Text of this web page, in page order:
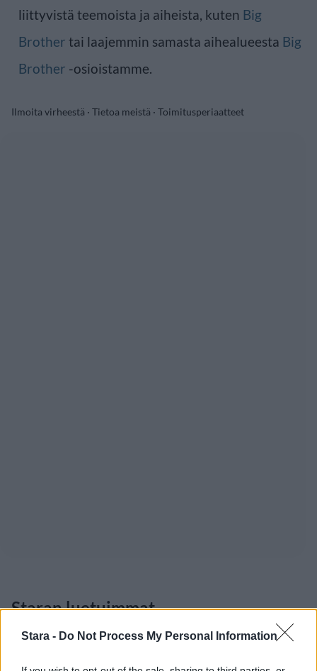
Stara - Do Not Process My Personal Information
liittyvistä teemoista ja aiheista, kuten Big
Brother tai laajemmin samasta aihealueesta Big
Brother -osioistamme.
Ilmoita virheestä · Tietoa meistä · Toimitusperiaatteet
Staran luetuimmat